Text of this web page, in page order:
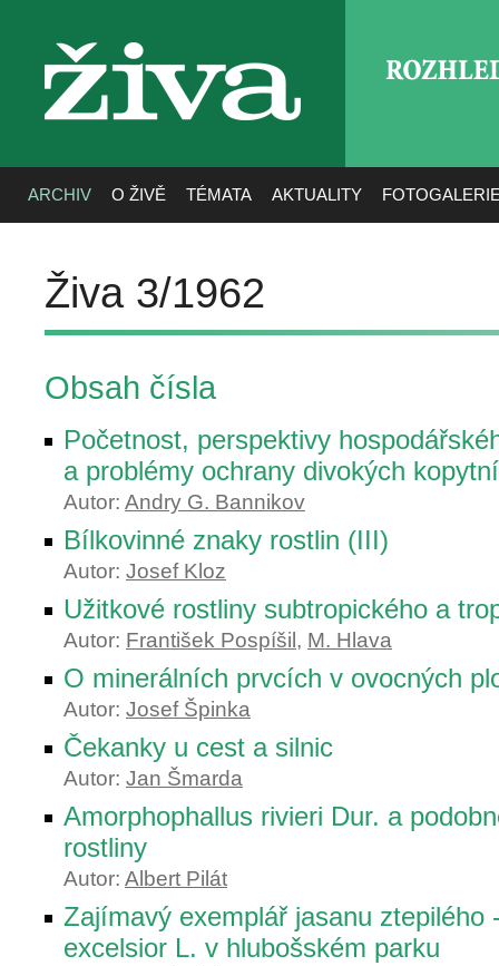
živa
ARCHIV O ŽIVĚ TÉMATA AKTUALITY
Živa 3/1962
Obsah čísla
Početnost, perspektivy
a problémy ochrany divokých
Autor: Andry G. Bannikov
Bílkovinné znaky rostlin (III)
Autor: Josef Kloz
Užitkové rostliny subtropického a
Autor: František Pospíšil , M. Hlava
O minerálních prvcích v ovocných
Autor: Josef Špinka
Čekanky u cest a silnic
Autor: Jan Šmarda
Amorphophallus rivieri Dur. a
rostliny
Autor: Albert Pilát
Zajímavý exemplář jasanu ztepilého
excelsior L. v hlubošském parku